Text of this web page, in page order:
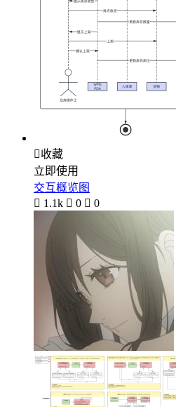
收藏
立即使用
交互概览图
 1.1k  0  0